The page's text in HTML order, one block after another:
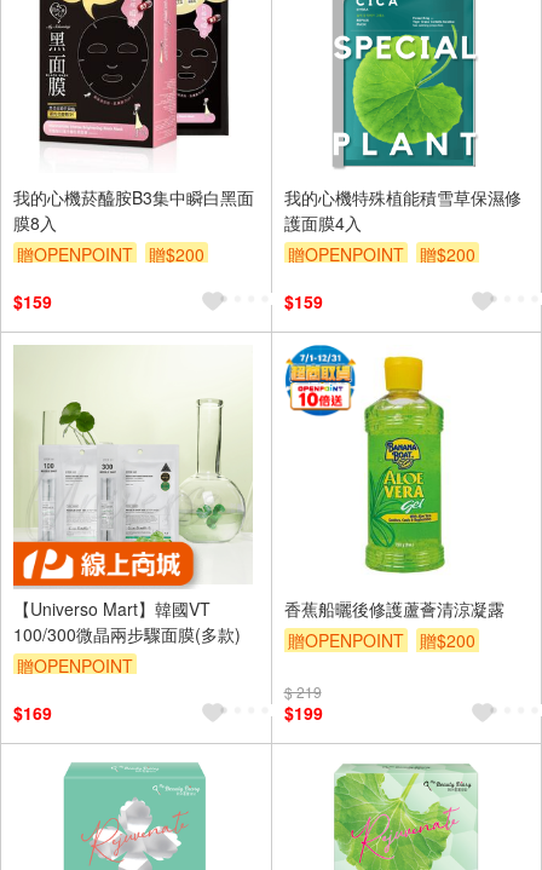
我的心機菸醯胺B3集中瞬白黑面
膜8入
贈OPENPOINT
贈$200
$159
我的心機特殊植能積雪草保濕修
護面膜4入
贈OPENPOINT
贈$200
$159
【Universo Mart】韓國VT
100/300微晶兩步驟面膜(多款)
贈OPENPOINT
$169
香蕉船曬後修護蘆薈清涼凝露
贈OPENPOINT
贈$200
$ 219
$199